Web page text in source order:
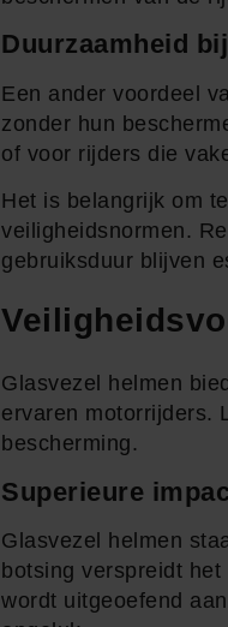
Duurzaamheid
Een ander voordeel
zonder hun
of voor rijders die
Het is belangrijk om
veiligheidsnormen.
gebruiksduur blijven
Glasvezel helmen
ervaren motorrijders.
bescherming.
Superieure
Glasvezel helmen
botsing verspreidt
wordt uitgeoefend